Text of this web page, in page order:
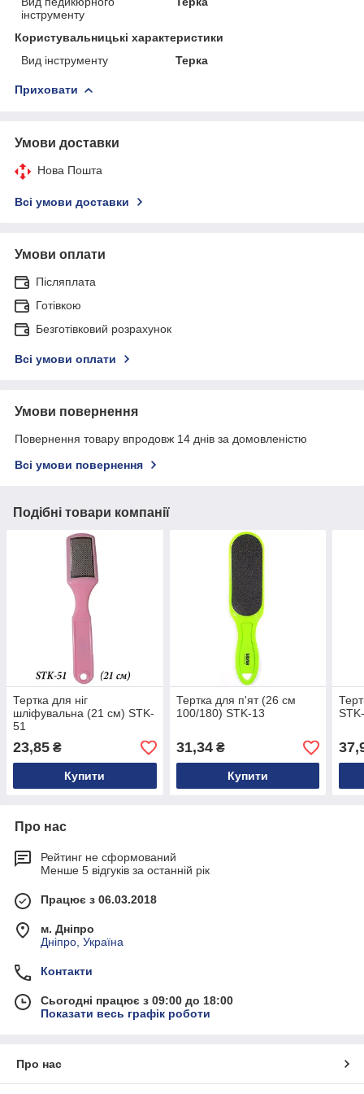
інструменту
Користувальницькі характеристики
Вид інструменту
Терка
Приховати
Умови доставки
Нова Пошта
Всі умови доставки
Умови оплати
Післяплата
Готівкою
Безготівковий розрахунок
Всі умови оплати
Умови повернення
Повернення товару впродовж 14 днів за домовленістю
Всі умови повернення
Подібні товари компанії
Тертка для ніг
шліфувальна (21 см) STK-
51
23,85 ₴
Купити
Тертка для п'ят (26 см
100/180) STK-13
31,34₴
Купити
Про нас
Рейтинг не сформований
Менше 5 відгуків за останній рік
Працює з 06.03.2018
м. Дніпро
Дніпро, Україна
Контакти
Сьогодні працює з 09:00 до 18:00
Показати весь графік роботи
Про нас